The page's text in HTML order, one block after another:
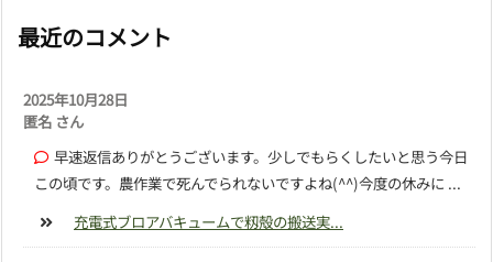
最近のコメント
2025年10月28日
匿名 さん
早速返信ありがとうございます。少しでもらくしたいと思う今日
この頃です。農作業で死んでられないですよね(^^)今度の休みに ...
充電式ブロアバキュームで籾殻の搬送実...